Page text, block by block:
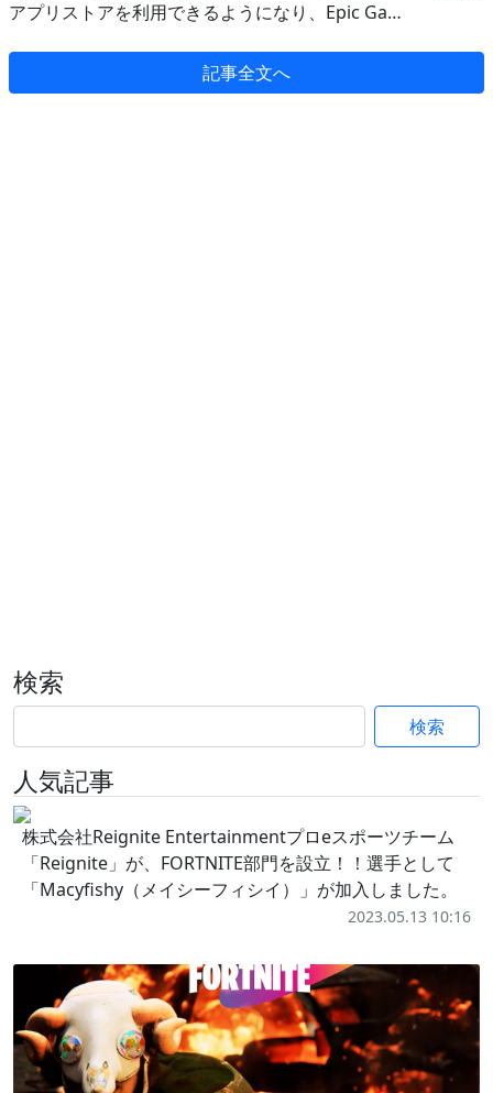
アプリストアを利用できるようになり、Epic Ga…
記事全文へ
検索
検索
人気記事
株式会社Reignite Entertainmentプロeスポーツチーム
「Reignite」が、FORTNITE部門を設立！！選手として
「Macyfishy（メイシーフィシイ）」が加入しました。
2023.05.13 10:16